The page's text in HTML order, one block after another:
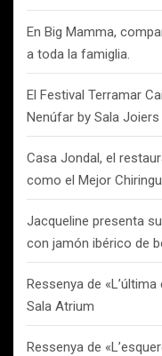
En Big Mamma,
a toda la famiglia.
El Festival Terramar
Nenúfar by Sala Joiers
Casa Jondal, el
como el Mejor
Jacqueline presenta
con jamón ibérico de
Ressenya de
Sala Atrium
Ressenya de